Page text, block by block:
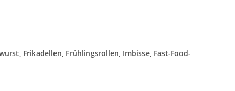
Frikadellen, Frühlingsrollen, Imbisse, Fast-Food-